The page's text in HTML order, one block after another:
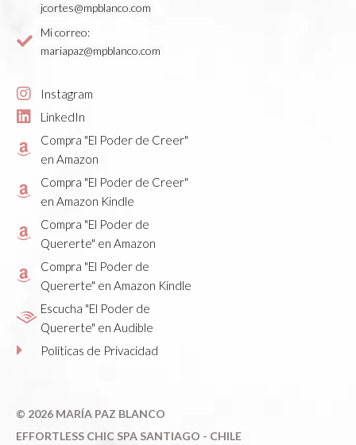
jcortes@mpblanco.com
Mi correo:
mariapaz@mpblanco.com
Instagram
LinkedIn
Compra "El Poder de Creer"
en Amazon
Compra "El Poder de Creer"
en Amazon Kindle
Compra "El Poder de
Quererte" en Amazon
Compra "El Poder de
Quererte" en Amazon Kindle
Escucha "El Poder de
Quererte" en Audible
Políticas de Privacidad
© 2026 MARÍA PAZ BLANCO
EFFORTLESS CHIC SPA SANTIAGO - CHILE